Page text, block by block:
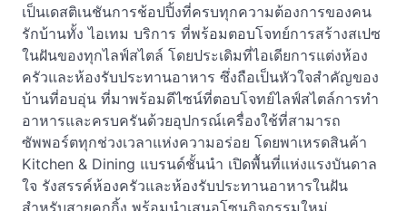
เป็นเดสติเนชันการช้อปปิ้งที่ครบทุกความต้องการของคน
รักบ้านทั้ง ไอเทม บริการ ที่พร้อมตอบโจทย์การสร้างสเปซ
ในฝันของทุกไลฟ์สไตล์ โดยประเดิมที่ไอเดียการแต่งห้อง
ครัวและห้องรับประทานอาหาร ซึ่งถือเป็นหัวใจสำคัญของ
บ้านที่อบอุ่น ที่มาพร้อมดีไซน์ที่ตอบโจทย์ไลฟ์สไตล์การทำ
อาหารและครบครันด้วยอุปกรณ์เครื่องใช้ที่สามารถ
ซัพพอร์ตทุกช่วงเวลาแห่งความอร่อย โดยพาเหรดสินค้า
Kitchen & Dining แบรนด์ชั้นนำ เปิดพื้นที่แห่งแรงบันดาล
ใจ รังสรรค์ห้องครัวและห้องรับประทานอาหารในฝัน
สำหรับสายคุกกิ้ง พร้อมนำเสนอโซนกิจกรรมใหม่